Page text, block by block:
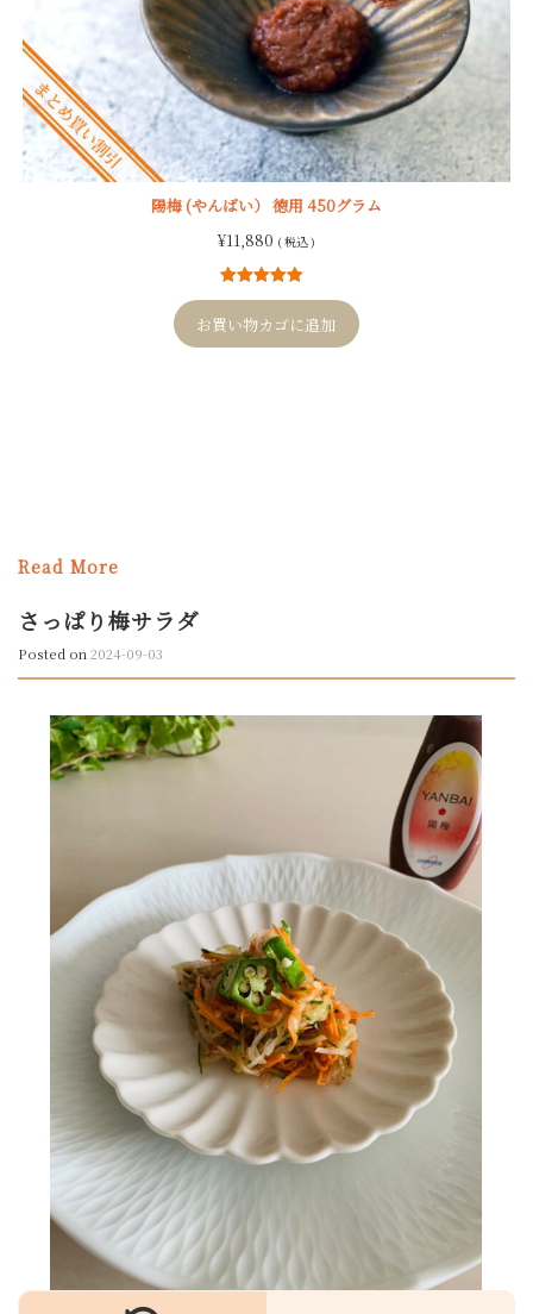
陽梅 (やんばい） 徳用 450グラム
¥11,880 ( 税込 )
1
件の利用者
評価に基づ
く5段階評価
のうち、
お買い物カゴに追加
Read More
さっぱり梅サラダ
Posted on2024-09-03